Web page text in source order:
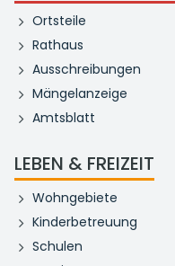
Ortsteile
Rathaus
Ausschreibungen
Mängelanzeige
Amtsblatt
LEBEN & FREIZEIT
Wohngebiete
Kinderbetreuung
Schulen